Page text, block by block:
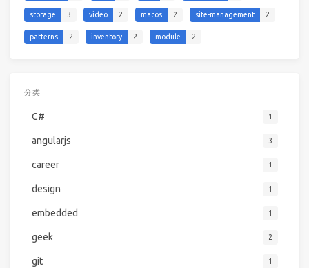
storage 3 video 2 macos 2 site-management 2
patterns 2 inventory 2 module 2
分类
C# 1
angularjs 3
career 1
design 1
embedded 1
geek 2
git 1